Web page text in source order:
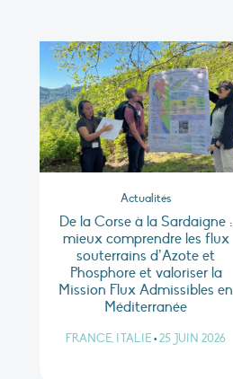
Actualités
De la Corse à la Sardaigne :
mieux comprendre les flux
souterrains d’Azote et
Phosphore et valoriser la
Mission Flux Admissibles en
Méditerranée
FRANCE, ITALIE • 25 JUIN 2026